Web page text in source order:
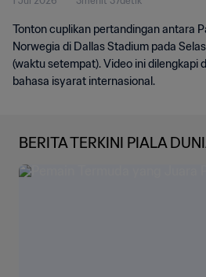
Internasional (IS)
Tonton cuplikan pertandingan antara
Norwegia di Dallas Stadium pada
(waktu setempat). Video ini dilengkapi
bahasa isyarat internasional.
BERITA TERKINI PIALA
2026™